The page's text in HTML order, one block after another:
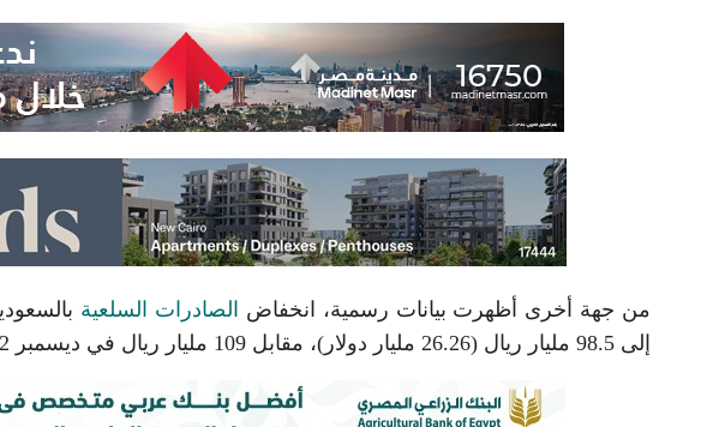
من جهة أخرى أظهرت بيانات رسمية، انخفاض الصادرات السلعية
إلى 98.5 مليار ريال (26.26 مليار دولار)، مقابل 109 مليار ريال في ديسمبر 2022.